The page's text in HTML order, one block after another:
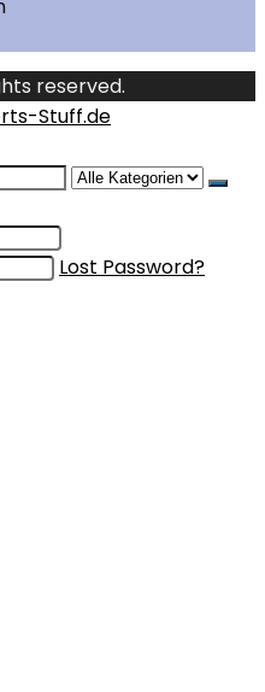
reserved.
Lost Password?